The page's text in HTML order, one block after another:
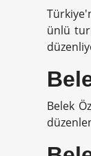
ünlü
Belek